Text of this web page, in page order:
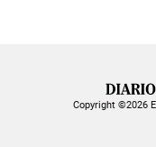
Copyright ©2026